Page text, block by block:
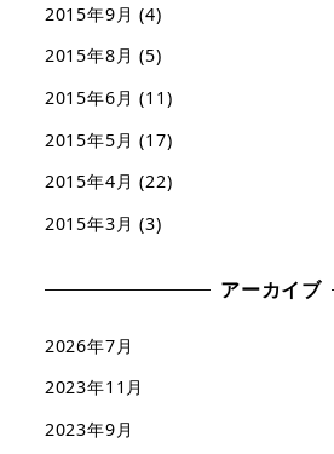
2015年9月 (4)
2015年8月 (5)
2015年6月 (11)
2015年5月 (17)
2015年4月 (22)
2015年3月 (3)
アーカイブ
2026年7月
2023年11月
2023年9月